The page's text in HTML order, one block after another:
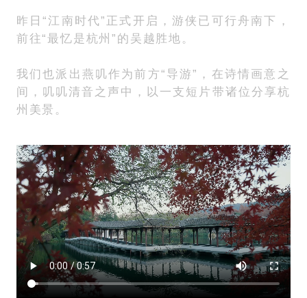
昨日“江南时代”正式开启，游侠已可行舟南下，
前往“最忆是杭州”的吴越胜地。
我们也派出燕叽作为前方“导游”，在诗情画意之
间，叽叽清音之声中，以一支短片带诸位分享杭
州美景。